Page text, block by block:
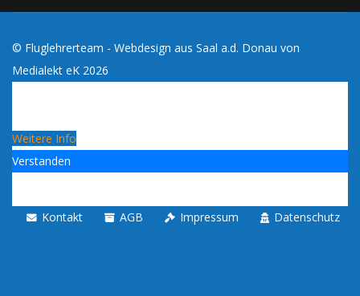
© Fluglehrerteam - Webdesign aus Saal a.d. Donau von
Medialekt eK 2026
Weitere Info
Verstanden
Kontakt AGB Impressum Datenschutz